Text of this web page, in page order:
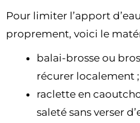
Pour limiter l’apport
proprement, voici le
balai-brosse ou
récurer localement ;
raclette en
saleté sans verser